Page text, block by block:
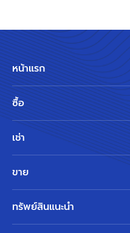
หน้าแรก
ซื้อ
เช่า
ขาย
ทรัพย์สินแนะนำ